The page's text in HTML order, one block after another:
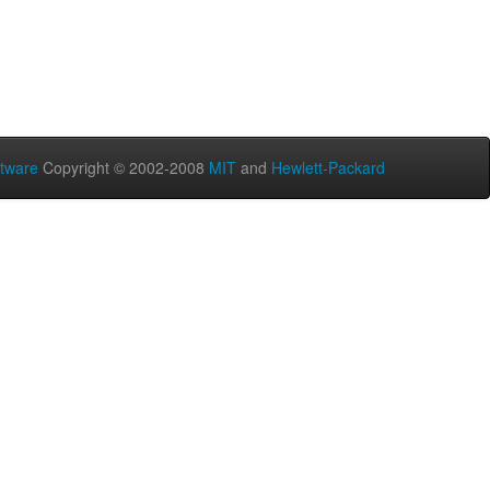
Copyright © 2002-2008 MIT and Hewlett-Packard